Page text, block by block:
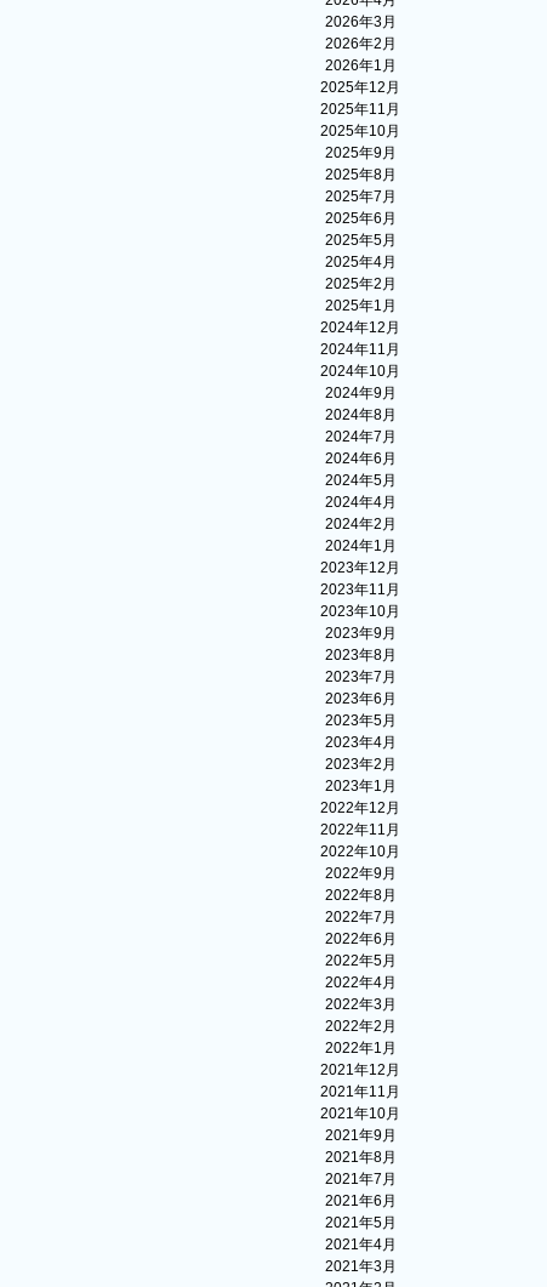
2026年3月
2026年2月
2026年1月
2025年12月
2025年11月
2025年10月
2025年9月
2025年8月
2025年7月
2025年6月
2025年5月
2025年4月
2025年2月
2025年1月
2024年12月
2024年11月
2024年10月
2024年9月
2024年8月
2024年7月
2024年6月
2024年5月
2024年4月
2024年2月
2024年1月
2023年12月
2023年11月
2023年10月
2023年9月
2023年8月
2023年7月
2023年6月
2023年5月
2023年4月
2023年2月
2023年1月
2022年12月
2022年11月
2022年10月
2022年9月
2022年8月
2022年7月
2022年6月
2022年5月
2022年4月
2022年3月
2022年2月
2022年1月
2021年12月
2021年11月
2021年10月
2021年9月
2021年8月
2021年7月
2021年6月
2021年5月
2021年4月
2021年3月